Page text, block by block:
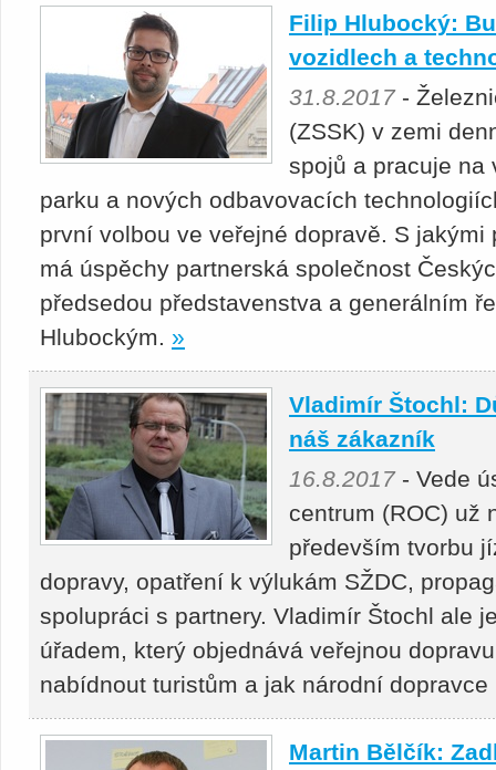
Filip Hlubocký:
vozidlech a
31.8.2017-
(ZSSK) v zemi
spojů a pracuje na
parku a nových odbavovacích
první volbou ve veřejné dopravě. S
má úspěchy partnerská společnost
předsedou představenstva a generálním
Hlubockým. »
Vladimír Štochl:
náš zákazník
16.8.2017- Vede
centrum (ROC) už
především tvorbu
dopravy, opatření k výlukám SŽDC,
spolupráci s partnery. Vladimír Štochl ale
úřadem, který objednává veřejnou
nabídnout turistům a jak národní
Martin Bělčík: